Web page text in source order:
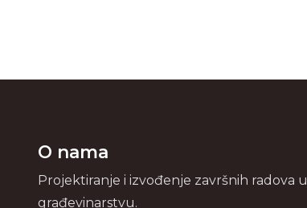
O nama
Projektiranje i izvođenje završnih radova u
građevinarstvu.